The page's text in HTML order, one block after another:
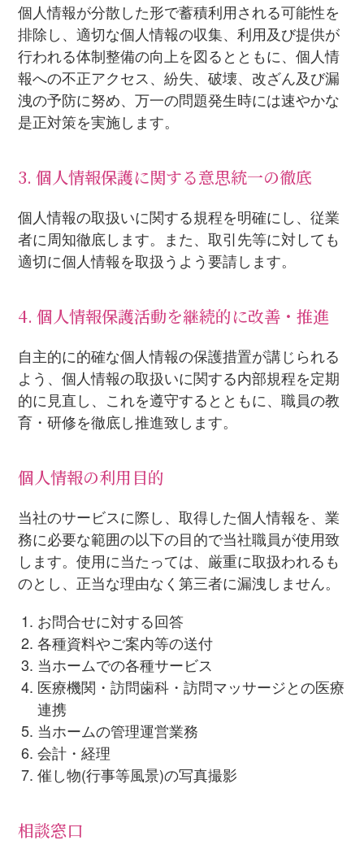
個人情報が分散した形で蓄積利用される可能性を
排除し、適切な個人情報の収集、利用及び提供が
行われる体制整備の向上を図るとともに、個人情
報への不正アクセス、紛失、破壊、改ざん及び漏
洩の予防に努め、万一の問題発生時には速やかな
是正対策を実施します。
3. 個人情報保護に関する意思統一の徹底
個人情報の取扱いに関する規程を明確にし、従業
者に周知徹底します。また、取引先等に対しても
適切に個人情報を取扱うよう要請します。
4. 個人情報保護活動を継続的に改善・推進
自主的に的確な個人情報の保護措置が講じられる
よう、個人情報の取扱いに関する内部規程を定期
的に見直し、これを遵守するとともに、職員の教
育・研修を徹底し推進致します。
個人情報の利用目的
当社のサービスに際し、取得した個人情報を、業
務に必要な範囲の以下の目的で当社職員が使用致
します。使用に当たっては、厳重に取扱われるも
のとし、正当な理由なく第三者に漏洩しません。
お問合せに対する回答
各種資料やご案内等の送付
当ホームでの各種サービス
医療機関・訪問歯科・訪問マッサージとの医療
連携
当ホームの管理運営業務
会計・経理
催し物(行事等風景)の写真撮影
相談窓口